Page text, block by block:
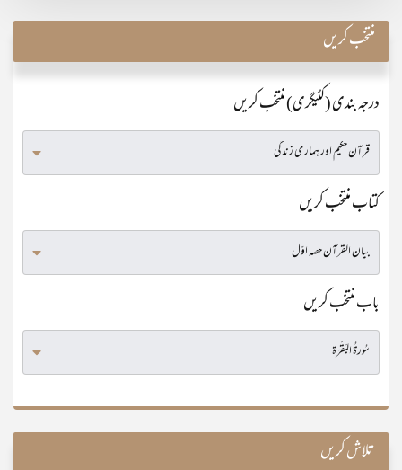
منتخب کریں
درجہ بندی (کٹیگری) منتخب کریں
کتاب منتخب کریں
باب منتخب کریں
تلاش کریں